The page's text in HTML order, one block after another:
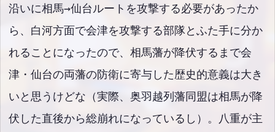
沿いに相馬→仙台ルートを攻撃する必要があったか
ら、白河方面で会津を攻撃する部隊とふた手に分か
れることになったので、相馬藩が降伏するまで会
津・仙台の両藩の防衛に寄与した歴史的意義は大き
いと思うけどな（実際、奥羽越列藩同盟は相馬が降
伏した直後から総崩れになっているし）。八重が主